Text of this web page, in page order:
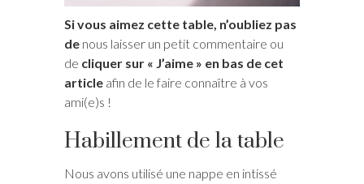
Si vous aimez cette table, n’oubliez pas
de nous laisser un petit commentaire ou
de cliquer sur « J’aime » en bas de cet
article afin de le faire connaître à vos
ami(e)s !
Habillement de la table
Nous avons utilisé une nappe en intissé